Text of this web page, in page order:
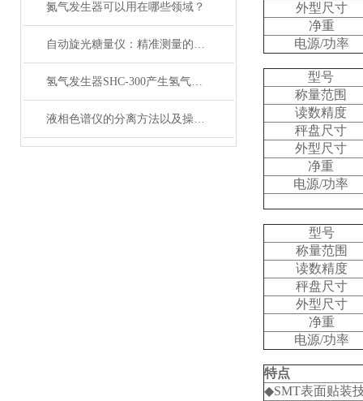
氮气发生器可以用在哪些领域？
自动旋光糖量仪：精准测量的得力助手
氢气发生器SHC-300产生氢气的来源以及比较
液相色谱仪的分离方法以及操作过程
外型尺寸
净重
电源/功率
型号
称量范围
读数精度
秤盘尺寸
外型尺寸
净重
电源/功率
型号
称量范围
读数精度
秤盘尺寸
外型尺寸
净重
电源/功率
特点
◆SMT表面贴装